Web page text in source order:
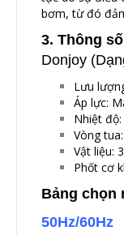
bơm, từ đó
3. Thông
Donjoy
Lưu
Áp lực:
Nhiệt
Vòng
Vật liệu:
Phốt cơ
Bảng chọn
50Hz/60Hz